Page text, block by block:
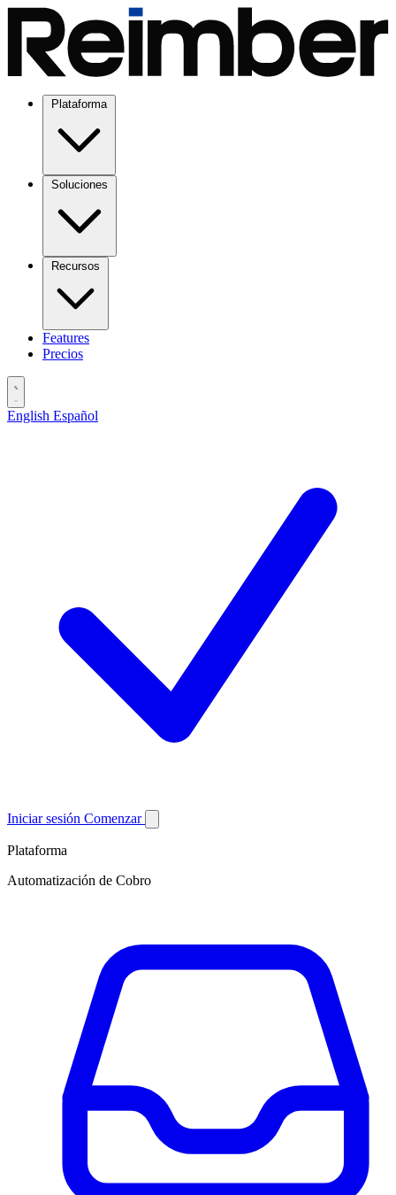
Features
Precios
English Español
Iniciar sesión Comenzar
Plataforma
Automatización de Cobro